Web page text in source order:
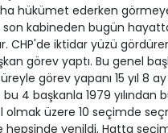
hükümet ederken
kabineden bugün
CHP'de iktidar yüzü
görev yaptı. Bu genel
görev yapanı 15 yıl 8
bu 4 başkanla 1979 yılından
olmak üzere 10 seçimde
hepsinde yenildi, Hatta